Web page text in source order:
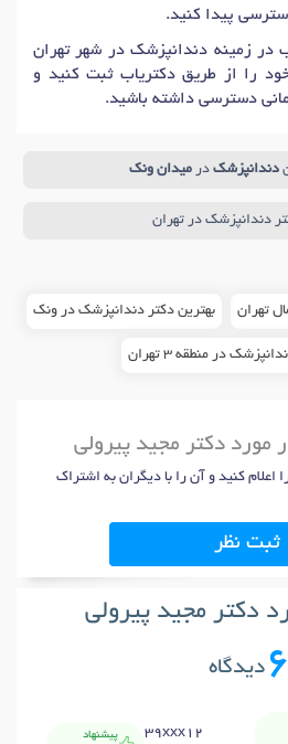
در تهرانپیدا کنید.
در زمینه دندانپزشک در شهر تهران
را از طریق دکتریاب ثبت کنید و
دسترسی داشته باشید.
دندانپزشک در میدان ونک
دندانپزشک در تهران
تهران بهترین دکتر دندانپزشک در ونک
در منطقه 3 تهران
مورد دکتر مجید پیرولی
اعلام کنید و آن را با دیگران به اشتراک
ثبت نظر
دکتر مجید پیرولی
6دیدگاه
39xxx12
پیشنهاد